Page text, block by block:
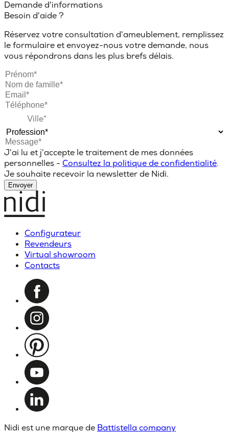
Demande d'informations
Besoin d'aide ?
Réservez votre consultation d'ameublement, remplissez
le formulaire et envoyez-nous votre demande, nous
vous répondrons dans les plus brefs délais.
J'ai lu et j'accepte le traitement de mes données
personnelles - Consultez la politique de confidentialité.
Je souhaite recevoir la newsletter de Nidi.
Envoyer
Configurateur
Revendeurs
Virtual showroom
Contacts
Nidi est une marque de Battistella company